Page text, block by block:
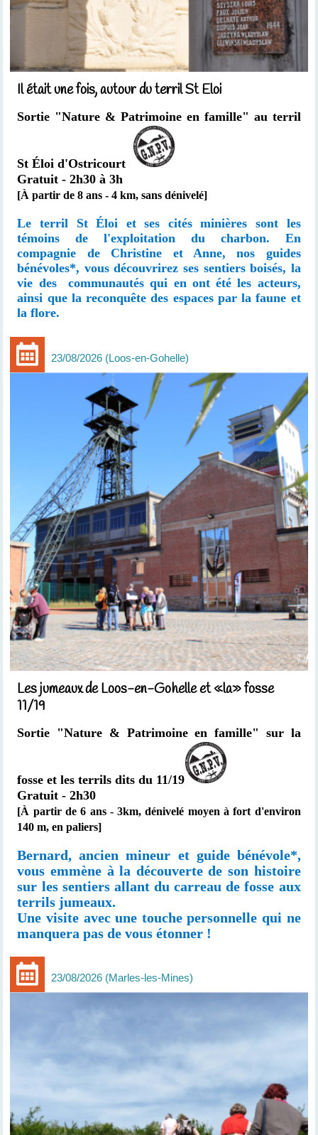
Il était une fois, autour du terril St Eloi
Sortie "Nature & Patrimoine en famille" au terril
St Éloi d'Ostricourt
Gratuit- 2h30 à 3h
[À partir de 8 ans - 4 km, sans dénivelé]
Le terril St Éloi et ses cités minières sont les
témoins de l'exploitation du charbon. En
compagnie de Christine et Anne, nos guides
bénévoles*, vous découvrirez ses sentiers boisés, la
vie des communautés qui en ont été les acteurs,
ainsi que la reconquête des espaces par la faune et
la flore.
23/08/2026 Loos-en-Gohelle
Les jumeaux de Loos-en-Gohelle et «la» fosse
11/19
Sortie "Nature & Patrimoine en famille" sur la
fosse et les terrils dits du 11/19
Gratuit - 2h30
[À partir de 6 ans -3km,dénivelé moyen à fort d'environ
140 m, en paliers]
Bernard, ancien mineur et guide bénévole*,
vous emmène à la découverte de son histoire
sur les sentiers allant du carreau de fosse aux
terrils jumeaux.
Une visite avec une touche personnelle qui ne
manquera pas de vous étonner !
23/08/2026 Marles-les-Mines